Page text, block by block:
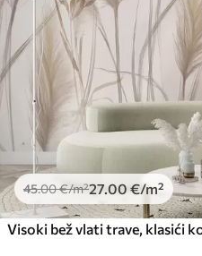
45.00€/m²27 .00 €/m²